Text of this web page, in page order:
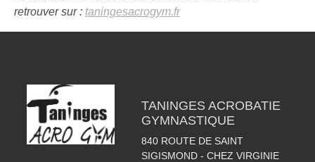
retrouver sur : taningesacrogym.fr
TANINGES ACROBATIE
GYMNASTIQUE
840 ROUTE DE SAINT
SIGISMOND - CHEZ VIRGINIE